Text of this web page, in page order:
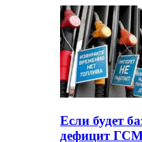
Если будет
дефицит